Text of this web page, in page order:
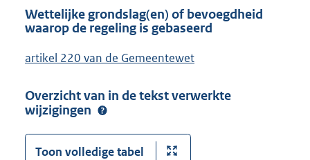
Wettelijke grondslag(en) of bevoegdheid
waarop de regeling is gebaseerd
artikel 220 van de Gemeentewet
Overzicht van in de tekst verwerkte
wijzigingen
Toon volledige tabel